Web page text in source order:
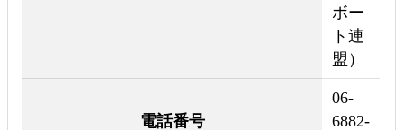
ボー
ト連
盟）
電話番号
06-
6882-